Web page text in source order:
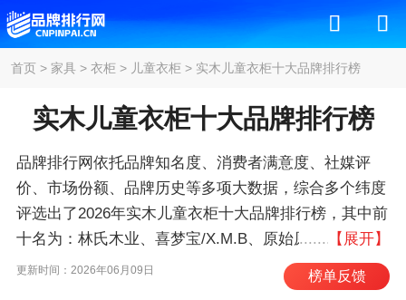
首页 > 家具> 衣柜> 儿童衣柜> 实木儿童衣柜十大品牌排行榜
实木儿童衣柜十大品牌排行榜
品牌排行网依托品牌知名度、消费者满意度、社媒评
价、市场份额、品牌历史等多项大数据，综合多个纬度
评选出了2026年实木儿童衣柜十大品牌排行榜，其中前
十名为：林氏木业、喜梦宝/X.M.B、原始原素、源氏木
语、华日家居/HUARI、双叶、天坛家具/TIANTAN、宜
家/IKEA、维莎、光明家具 。我们致力于用最真实的数
【展开】
更新时间：2026年06月09日 榜单反馈